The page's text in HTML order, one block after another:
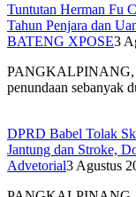
Tuntutan Herman Fu
Tahun Penjara dan
BATENG XPOSE3
PANGKALPINANG,
penundaan sebanyak
DPRD Babel Tolak
Jantung dan Stroke,
Advetorial3 Agustus